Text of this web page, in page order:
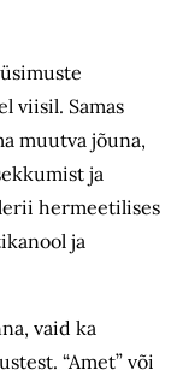
viisil. Samas
muutva jõuna,
ja
hermeetilises
ja
vaid ka
“Amet” või